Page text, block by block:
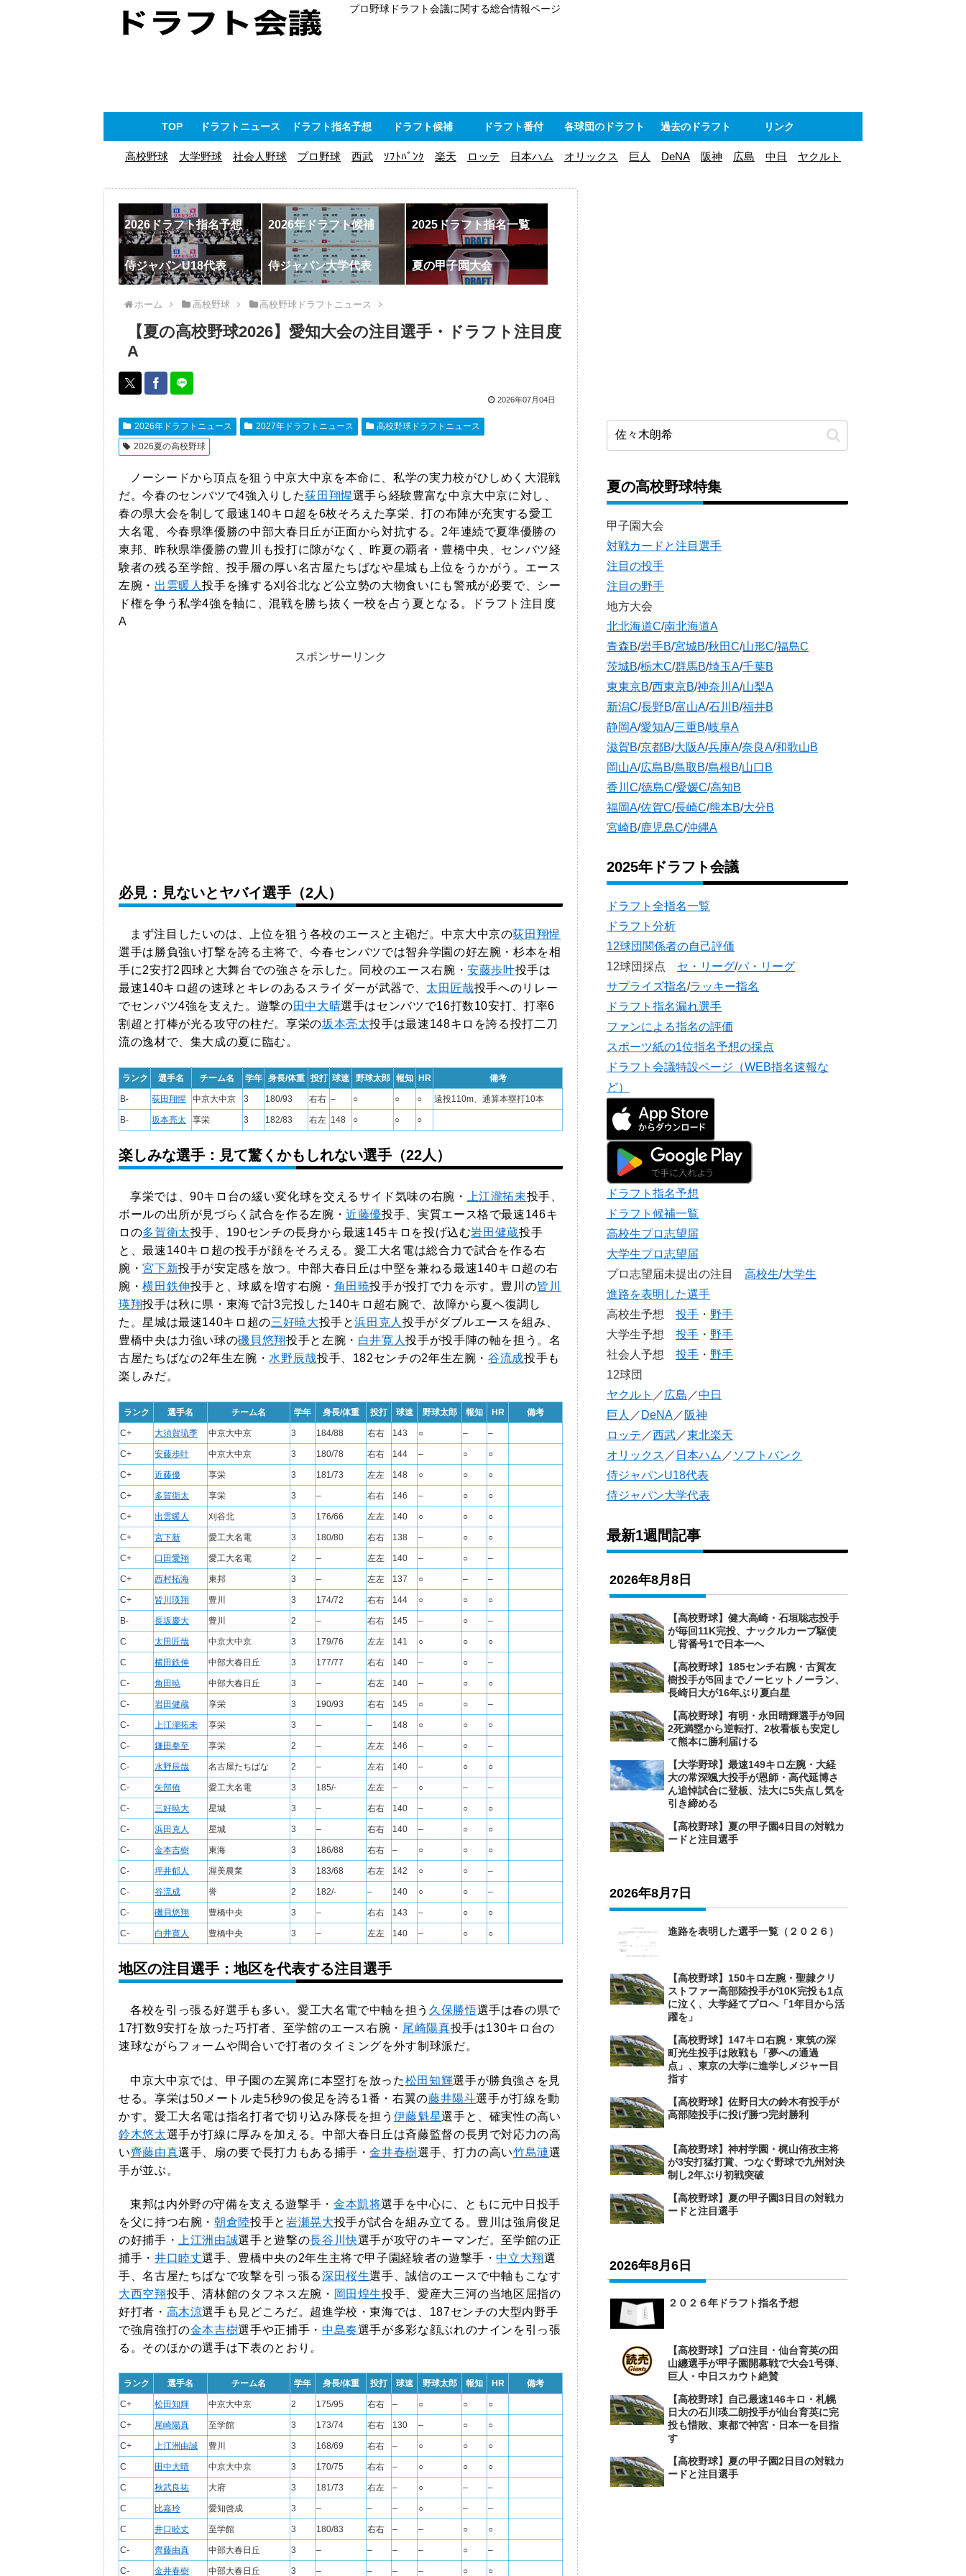
プロ野球ドラフト会議に関する総合情報ページ
TOP ドラフトニュース ドラフト指名予想 ドラフト候補 ドラフト番付 各球団のドラフト 過去のドラフト リンク
高校野球 大学野球 社会人野球 プロ野球 西武 ｿﾌﾄﾊﾞﾝｸ 楽天 ロッテ 日本ハム オリックス 巨人 DeNA 阪神 広島 中日 ヤクルト
2026ドラフト指名予想 2026年ドラフト候補 2025ドラフト指名一覧
侍ジャパンU18代表 侍ジャパン大学代表 夏の甲子園大会
ホーム 高校野球 高校野球ドラフトニュース
【夏の高校野球2026】愛知大会の注目選手・ドラフト注目度
A
2026年07月04日
2026年ドラフトニュース 2027年ドラフトニュース
高校野球ドラフトニュース
2026夏の高校野球
ノーシードから頂点を狙う中京大中京を本命に、私学の実力校がひしめく大混戦
だ。今春のセンバツで4強入りした荻田翔惺選手ら経験豊富な中京大中京に対し、
春の県大会を制して最速140キロ超を6枚そろえた享栄、打の布陣が充実する愛工
大名電、今春県準優勝の中部大春日丘が正面から対抗する。2年連続で夏準優勝の
東邦、昨秋県準優勝の豊川も投打に隙がなく、昨夏の覇者・豊橋中央、センバツ経
験者の残る至学館、投手層の厚い名古屋たちばなや星城も上位をうかがう。エース
左腕・ 出雲暖人投手を擁する刈谷北など公立勢の大物食いにも警戒が必要で、シー
ド権を争う私学4強を軸に、混戦を勝ち抜く一校を占う夏となる。ドラフト注目度
A
スポンサーリンク
必見：見ないとヤバイ選手（2人）
まず注目したいのは、上位を狙う各校のエースと主砲だ。中京大中京の荻田翔惺
選手は勝負強い打撃を誇る主将で、今春センバツでは智弁学園の好左腕・杉本を相
手に2安打2四球と大舞台での強さを示した。同校のエース右腕・安藤歩叶投手は
最速140キロ超の速球とキレのあるスライダーが武器で、 太田匠哉投手へのリレー
でセンバツ4強を支えた。遊撃の田中大晴選手はセンバツで16打数10安打、打率6
割超と打棒が光る攻守の柱だ。享栄の坂本亮太投手は最速148キロを誇る投打二刀
流の逸材で、集大成の夏に臨む。
ランク 選手名 チーム名 学年 身長/体重 投打 球速 野球太郎 報知 HR 備考
B- 荻田翔惺 中京大中京 3 180/93 右右 – ○ ○ ○ 遠投110m、通算本塁打10本
B- 坂本亮太 享栄 3 182/83 右左 148 ○ ○ ○
楽しみな選手：見て驚くかもしれない選手（22人）
享栄では、90キロ台の緩い変化球を交えるサイド気味の右腕・ 上江瀧拓未投手、
ボールの出所が見づらく試合を作る左腕・近藤優投手、実質エース格で最速146キ
ロの多賀衛太投手、190センチの長身から最速145キロを投げ込む岩田健蔵投手
と、最速140キロ超の投手が顔をそろえる。愛工大名電は総合力で試合を作る右
腕・宮下新投手が安定感を放つ。中部大春日丘は中堅を兼ねる最速140キロ超の右
腕・横田鉄伸投手と、球威を増す右腕・ 角田暁投手が投打で力を示す。豊川の皆川
瑛翔投手は秋に県・東海で計3完投した140キロ超右腕で、故障から夏へ復調し
た。星城は最速140キロ超の三好暁大投手と浜田克人投手がダブルエースを組み、
豊橋中央は力強い球の磯貝悠翔投手と左腕・ 白井寛人投手が投手陣の軸を担う。名
古屋たちばなの2年生左腕・ 水野辰哉投手、182センチの2年生左腕・谷流成投手も
楽しみだ。
ランク 選手名 チーム名 学年 身長/体重 投打 球速 野球太郎 報知 HR 備考
C+ 大須賀琉季 中京大中京 3 184/88 右右 143 ○ – –
C+ 安藤歩叶 中京大中京 3 180/78 右右 144 – ○ ○
C+ 近藤優 享栄 3 181/73 左左 148 ○ ○ ○
C+ 多賀衛太 享栄 3 – 右右 146 – ○ ○
C+ 出雲暖人 刈谷北 3 176/66 左左 140 ○ ○ ○
C+ 宮下新 愛工大名電 3 180/80 右右 138 – ○ ○
C+ 口田愛翔 愛工大名電 2 – 左左 140 – ○ –
C+ 西村拓海 東邦 3 – 左左 137 ○ – –
C+ 皆川瑛翔 豊川 3 174/72 右右 144 ○ ○ ○
B- 長坂慶大 豊川 2 – 右右 145 – ○ –
C 太田匠哉 中京大中京 3 179/76 左左 141 ○ ○ ○
C 横田鉄伸 中部大春日丘 3 177/77 右右 140 – ○ –
C- 角田暁 中部大春日丘 3 – 右左 140 – ○ ○
C- 岩田健蔵 享栄 3 190/93 右右 145 ○ ○ –
C- 上江瀧拓未 享栄 3 – – 148 ○ ○ ○
C- 鎌田拳至 享栄 2 – 左左 146 – ○ –
C- 水野辰哉 名古屋たちばな 2 – 左右 140 – ○ ○
C- 矢部侑 愛工大名電 3 185/- 左左 – ○ – –
C- 三好暁大 星城 3 – 右右 140 – ○ ○
C- 浜田克人 星城 3 – 右右 140 – ○ ○
C- 金本吉樹 東海 3 186/88 右右 – ○ ○ ○
C- 坪井郁人 渥美農業 3 183/68 右左 142 ○ ○ –
C- 谷流成 誉 2 182/- – 140 ○ ○ –
C- 磯貝悠翔 豊橋中央 3 – 右右 143 – ○ ○
C- 白井寛人 豊橋中央 3 – 左左 140 – ○ ○
地区の注目選手：地区を代表する注目選手
各校を引っ張る好選手も多い。愛工大名電で中軸を担う 久保勝悟選手は春の県で
17打数9安打を放った巧打者、至学館のエース右腕・ 尾崎陽真投手は130キロ台の
速球ながらフォームや間合いで打者のタイミングを外す制球派だ。
中京大中京では、甲子園の左翼席に本塁打を放った松田知輝選手が勝負強さを見
せる。享栄は50メートル走5秒9の俊足を誇る1番・右翼の藤井陽斗選手が打線を動
かす。愛工大名電は指名打者で切り込み隊長を担う 伊藤魁星選手と、確実性の高い
鈴木悠太選手が打線に厚みを加える。中部大春日丘は斉藤監督の長男で対応力の高
い齊藤由真選手、扇の要で長打力もある捕手・金井春樹選手、打力の高い竹島漣選
手が並ぶ。
東邦は内外野の守備を支える遊撃手・ 金本凱将選手を中心に、ともに元中日投手
を父に持つ右腕・朝倉陸投手と 岩瀬晃大投手が試合を組み立てる。豊川は強肩俊足
の好捕手・
上江洲由誠選手と遊撃の長谷川快選手が攻守のキーマンだ。至学館の正
捕手・ 井口睦丈選手、豊橋中央の2年生主将で甲子園経験者の遊撃手・中立大翔選
手、名古屋たちばなで攻撃を引っ張る深田桜生選手、誠信のエースで中軸もこなす
大西空翔投手、清林館のタフネス左腕・ 岡田煌生投手、愛産大三河の当地区屈指の
好打者・ 高木涼選手も見どころだ。超進学校・東海では、187センチの大型内野手
で強肩強打の金本吉樹選手や正捕手・ 中島奏選手が多彩な顔ぶれのナインを引っ張
る。そのほかの選手は下表のとおり。
ランク 選手名 チーム名 学年 身長/体重 投打 球速 野球太郎 報知 HR 備考
C+ 松田知輝 中京大中京 2 175/95 右右 – ○ ○ ○
C+ 尾崎陽真 至学館 3 173/74 右右 130 – ○ ○
C+ 上江洲由誠 豊川 3 168/69 右右 – ○ ○ ○
C 田中大晴 中京大中京 3 170/75 右右 – ○ ○ ○
C 秋武良祐 大府 3 181/73 右左 – ○ – –
C 比嘉玲 愛知啓成 3 – – – ○ – –
C 井口睦丈 至学館 3 180/83 右右 – – ○ ○
C- 齊藤由真 中部大春日丘 3 – – – – ○ –
C- 金井春樹 中部大春日丘 3 – – – – ○ ○
夏の高校野球特集
甲子園大会
対戦カードと注目選手
注目の投手
注目の野手
地方大会
北北海道C/南北海道A
青森B/岩手B/宮城B/秋田C/山形C/福島C
茨城B/栃木C/群馬B/埼玉A/千葉B
東東京B/西東京B/神奈川A/山梨A
新潟C/長野B/富山A/石川B/福井B
静岡A/愛知A/三重B/岐阜A
滋賀B/京都B/大阪A/兵庫A/奈良A/和歌山B
岡山A/広島B/鳥取B/島根B/山口B
香川C/徳島C/愛媛C/高知B
福岡A/佐賀C/長崎C/熊本B/大分B
宮崎B/鹿児島C/沖縄A
2025年ドラフト会議
ドラフト全指名一覧
ドラフト分析
12球団関係者の自己評価
12球団採点 セ・リーグ/パ・リーグ
サプライズ指名/ラッキー指名
ドラフト指名漏れ選手
ファンによる指名の評価
スポーツ紙の1位指名予想の採点
ドラフト会議特設ページ（WEB指名速報な
ど）
ドラフト指名予想
ドラフト候補一覧
高校生プロ志望届
大学生プロ志望届
プロ志望届未提出の注目 高校生/大学生
進路を表明した選手
高校生予想 投手 ・ 野手
大学生予想 投手 ・ 野手
社会人予想 投手 ・ 野手
12球団
ヤクルト ／ 広島 ／中日
巨人 ／ DeNA ／ 阪神
ロッテ ／西武 ／東北楽天
オリックス ／ 日本ハム ／ ソフトバンク
侍ジャパンU18代表
侍ジャパン大学代表
最新1週間記事
2026年8月8日
【高校野球】健大高崎・石垣聡志投手
が毎回11K完投、ナックルカーブ駆使
し背番号1で日本一へ
【高校野球】185センチ右腕・古賀友
樹投手が5回までノーヒットノーラン、
長崎日大が16年ぶり夏白星
【高校野球】有明・永田晴輝選手が9回
2死満塁から逆転打、2枚看板も安定し
て熊本に勝利届ける
【大学野球】最速149キロ左腕・大経
大の常深颯大投手が恩師・高代延博さ
ん追悼試合に登板、法大に5失点し気を
引き締める
【高校野球】夏の甲子園4日目の対戦カ
ードと注目選手
2026年8月7日
進路を表明した選手一覧（２０２６）
【高校野球】150キロ左腕・聖隷クリ
ストファー高部陸投手が10K完投も1点
に泣く、大学経てプロへ「1年目から活
躍を」
【高校野球】147キロ右腕・東筑の深
町光生投手は敗戦も「夢への通過
点」、東京の大学に進学しメジャー目
指す
【高校野球】佐野日大の鈴木有投手が
高部陸投手に投げ勝つ完封勝利
【高校野球】神村学園・梶山侑孜主将
が3安打猛打賞、つなぐ野球で九州対決
制し2年ぶり初戦突破
【高校野球】夏の甲子園3日目の対戦カ
ードと注目選手
2026年8月6日
２０２６年ドラフト指名予想
【高校野球】プロ注目・仙台育英の田
山纏選手が甲子園開幕戦で大会1号弾、
巨人・中日スカウト絶賛
【高校野球】自己最速146キロ・札幌
日大の石川瑛二朗投手が仙台育英に完
投も惜敗、東都で神宮・日本一を目指
す
【高校野球】夏の甲子園2日目の対戦カ
ードと注目選手